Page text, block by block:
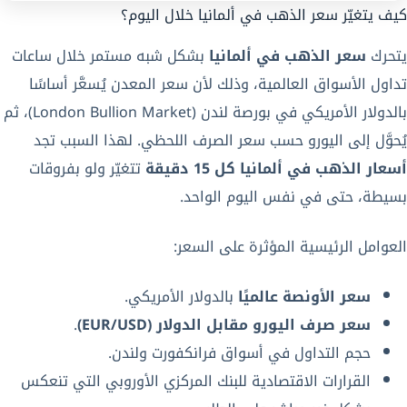
كيف يتغيّر سعر الذهب في ألمانيا خلال اليوم؟
يتحرك سعر الذهب في ألمانيا بشكل شبه مستمر خلال ساعات
تداول الأسواق العالمية، وذلك لأن سعر المعدن يُسعَّر أساسًا
بالدولار الأمريكي في بورصة لندن (London Bullion Market)، ثم
يُحوَّل إلى اليورو حسب سعر الصرف اللحظي. لهذا السبب تجد
أسعار الذهب في ألمانيا كل 15 دقيقة
تتغيّر ولو بفروقات
بسيطة، حتى في نفس اليوم الواحد.
العوامل الرئيسية المؤثرة على السعر:
سعر الأونصة عالميًا بالدولار الأمريكي.
سعر صرف اليورو مقابل الدولار (EUR/USD)
.
حجم التداول في أسواق فرانكفورت ولندن.
القرارات الاقتصادية للبنك المركزي الأوروبي التي تنعكس